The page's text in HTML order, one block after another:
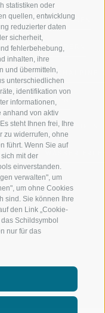
statistiken oder
quellen, entwicklung
reduzierter daten
sicherheit,
fehlerbehebung,
inhalten, ihre
und übermitteln,
unterschiedlichen
identifikation von
informationen,
anhand von aktiv
steht Ihnen frei, Ihre
zu widerrufen, ohne
führt. Wenn Sie auf
mit der
einverstanden.
verwalten", um
um ohne Cookies
sind. Sie können Ihre
den Link „Cookie-
Schildsymbol
nur für das
SKIFAHREN
WANDERN
HOCHALPINE
BIKEN
LANGLAUFEN